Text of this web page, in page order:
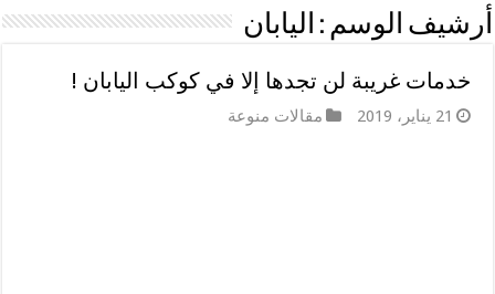
أرشيف الوسم : اليابان
خدمات غريبة لن تجدها إلا في كوكب اليابان !
21 يناير، 2019 مقالات منوعة